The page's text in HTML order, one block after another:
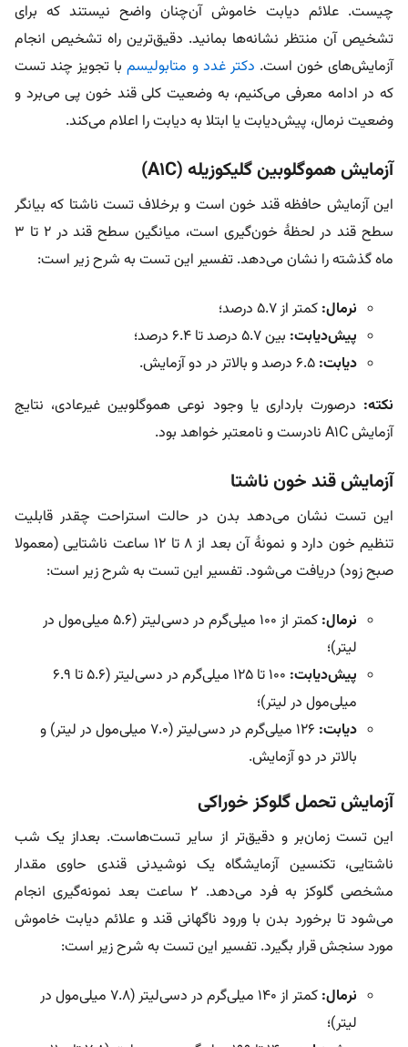
چیست. علائم دیابت خاموش آن‌چنان واضح نیستند که برای
تشخیص آن منتظر نشانه‌ها بمانید. دقیق‌ترین راه تشخیص انجام
آزمایش‌های خون است. دکتر غدد و متابولیسمبا تجویز چند تست
که در ادامه معرفی می‌کنیم، به وضعیت کلی قند خون پی می‌برد و
وضعیت نرمال، پیش‌دیابت یا ابتلا به دیابت را اعلام می‌کند.
آزمایش هموگلوبین گلیکوزیله (A۱C)
این آزمایش حافظه قند خون است و برخلاف تست ناشتا که بیانگر
سطح قند در لحظۀ خون‌گیری است، میانگین سطح قند در ۲ تا ۳
ماه گذشته را نشان می‌دهد. تفسیر این تست به شرح زیر است:
نرمال: کمتر از ۵.۷ درصد؛
پیش‌دیابت: بین ۵.۷ درصد تا ۶.۴ درصد؛
دیابت:
نکته: درصورت بارداری یا وجود نوعی هموگلوبین غیرعادی، نتایج
آزمایش A۱C نادرست و نامعتبر خواهد بود.
آزمایش قند خون ناشتا
این تست نشان می‌دهد بدن در حالت استراحت چقدر قابلیت
تنظیم خون دارد و نمونۀ آن بعد از ۸ تا ۱۲ ساعت ناشتایی (معمولا
صبح زود) دریافت می‌شود. تفسیر این تست به شرح زیر است:
نرمال:
کمتر از ۱۰۰ میلی‌گرم در دسی‌لیتر (۵.۶ میلی‌مول در
لیتر)؛
پیش‌دیابت:
۱۰۰ تا ۱۲۵ میلی‌گرم در دسی‌لیتر (۵.۶ تا ۶.۹
میلی‌مول در لیتر)؛
دیابت:
۱۲۶ میلی‌گرم در دسی‌لیتر (۷.۰ میلی‌مول در لیتر) و
بالاتر در دو آزمایش.
آزمایش تحمل گلوکز خوراکی
این تست زمان‌بر و دقیق‌تر از سایر تست‌هاست. بعداز یک شب
ناشتایی، تکنسین آزمایشگاه یک نوشیدنی قندی حاوی مقدار
مشخصی گلوکز به فرد می‌دهد. ۲ ساعت بعد نمونه‌گیری انجام
می‌شود تا برخورد بدن با ورود ناگهانی قند و علائم دیابت خاموش
مورد سنجش قرار بگیرد. تفسیر این تست به شرح زیر است:
نرمال:
کمتر از ۱۴۰ میلی‌گرم در دسی‌لیتر (۷.۸ میلی‌مول در
لیتر)؛